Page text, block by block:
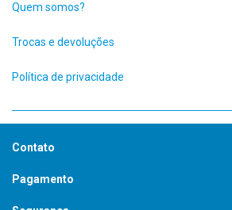
Quem somos?
Trocas e devoluções
Política de privacidade
Contato
contato.b2c@grupodismotor.com.br
Pagamento